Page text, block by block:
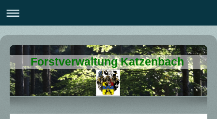
Forstverwaltung Katzenbach